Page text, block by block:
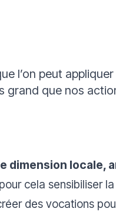
l’on peut
grand que nos
dimension locale,
cela sensibiliser
des vocations